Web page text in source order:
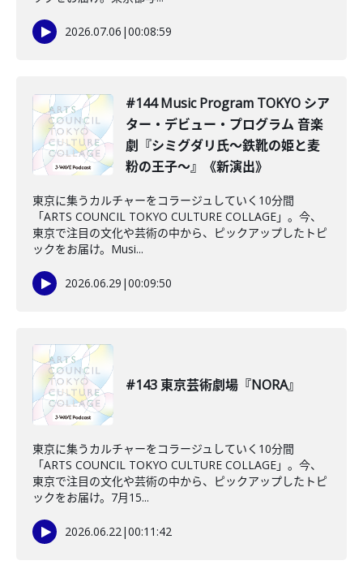
2026.07.06 |00:08:59
#144 Music Program TOKYO シア
ター・デビュー・プログラム 音楽
劇『シミグダリ氏〜鉄靴の姫と麦
粉の王子〜』《新演出》
東京に集うカルチャーをコラージュしていく10分間
「ARTS COUNCIL TOKYO CULTURE COLLAGE」。今、
東京で注目の文化や芸術の中から、ピックアップしたトピ
ックをお届け。Musi...
2026.06.29 |00:09:50
#143 東京芸術劇場『NORA』
東京に集うカルチャーをコラージュしていく10分間
「ARTS COUNCIL TOKYO CULTURE COLLAGE」。今、
東京で注目の文化や芸術の中から、ピックアップしたトピ
ックをお届け。7月15...
2026.06.22|00:11:42